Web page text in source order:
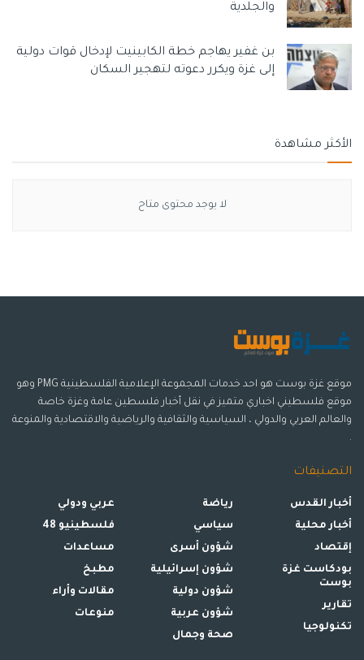
والجلدية
بن غفير يهاجم خطة الكابينيت لإدخال قوات دولية
إلى غزة ويكرر دعوته لتهجير السكان
الأكثر مشاهدة
لا يوجد محتوى متاح
موقع غزة بوست هو احد خدمات المجموعة الإعلامية الفلسطينية PMG وهو
موقع فلسطيني اخباري متميز في نقل أخبار فلسطين عامة وغزة خاصة
والعالم العربي والدولي ، السياسية والثقافية والرياضية والاقتصادية والمنوعة
.
التصنيفات
أخبار القدس
أخبار محلية
إقتصاد
بودكاست غزة
بوست
تقارير
تكنولوجيا
رياضة
سياسي
شؤون أسرى
شؤون إسرائيلية
شؤون دولية
شؤون عربية
صحة وجمال
عربي ودولي
فلسطينيو 48
مساعدات
مطبخ
مقالات وأراء
منوعات